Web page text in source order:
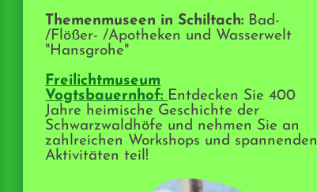
Themenmuseen in Schiltach: Bad-
/Flößer- /Apotheken und Wasserwelt
"Hansgrohe"
Freilichtmuseum
Vogtsbauernhof: Entdecken Sie 400
Jahre heimische Geschichte der
Schwarzwaldhöfe und nehmen Sie an
zahlreichen Workshops und spannenden
Aktivitäten teil!